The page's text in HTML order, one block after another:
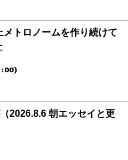
メトロノームを作り続けて
2026.8.6 朝エッセイと更